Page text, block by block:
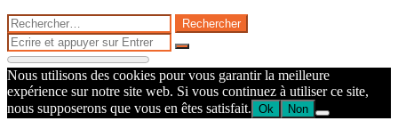
Facebook
Twitter
WhatsApp
Telegram
Bouton
retour
en
haut
de
la
page
Fermer
Rechercher :
Fermer
Rechercher
Nous utilisons des cookies pour vous garantir la meilleure
expérience sur notre site web. Si vous continuez à utiliser ce site,
nous supposerons que vous en êtes satisfait. Ok Non